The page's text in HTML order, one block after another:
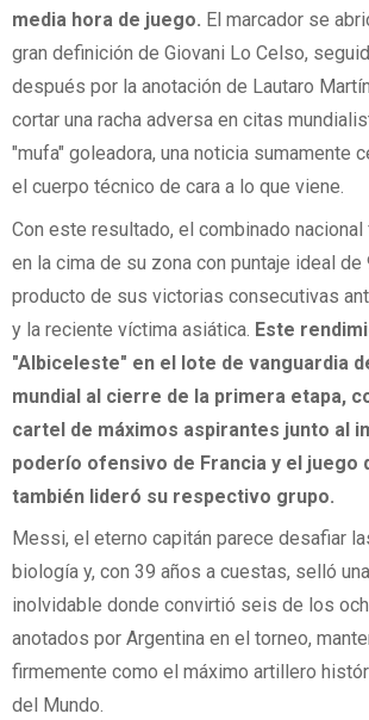
media hora de juego. El marcador se
gran definición de Giovani Lo Celso,
después por la anotación de Lautaro
cortar una racha adversa en citas
"mufa" goleadora, una noticia sumamente
el cuerpo técnico de cara a lo que viene.
Con este resultado, el combinado
en la cima de su zona con puntaje ideal de
producto de sus victorias consecutivas
y la reciente víctima asiática. Este
"Albiceleste" en el lote de vanguardia
mundial al cierre de la primera etapa,
cartel de máximos aspirantes junto al
poderío ofensivo de Francia y el juego
también lideró su respectivo grupo.
Messi, el eterno capitán parece desafiar
biología y, con 39 años a cuestas, selló
inolvidable donde convirtió seis de los
anotados por Argentina en el torneo,
firmemente como el máximo artillero
del Mundo.